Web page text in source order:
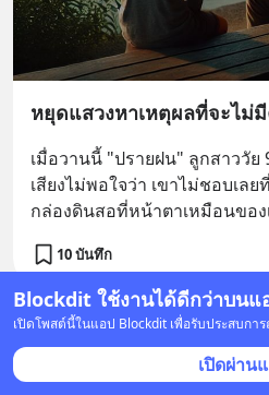
Blockdit ใช้งานได้ดีกว่าบนแ
เปิดโพสต์นี้ในแอป Blockdit เพื่อรับประสบกา
เปิดผ่าน
หยุดแสวงหาเหตุผลที่จะไม่
เมื่อวานนี้ "ปรายฝน" ลูกสาววัย
เสียงไม่พอใจว่า เขาไม่ชอบเล
กล่องดินสอที่หน้าตาเหมือนของ
10 บันทึก
หมอสายดาร์ก • ติดตาม
1 ม.ค. 2025 เวลา 06:31 • สุขภาพ